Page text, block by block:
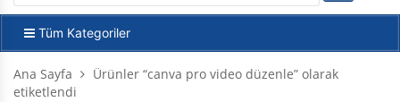
Tüm Kategoriler
Ana Sayfa
Ürünler “canva pro video düzenle” olarak
etiketlendi